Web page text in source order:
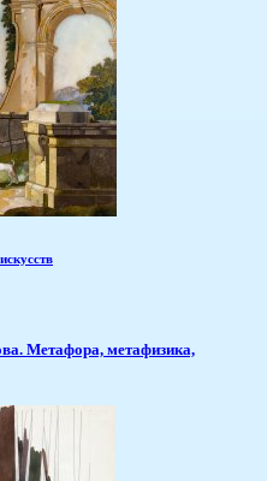
Метафора, метафизика,